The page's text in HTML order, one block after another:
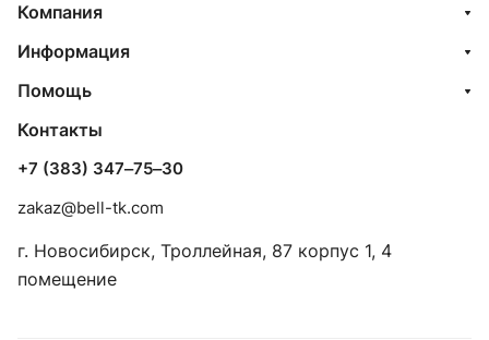
Компания
Информация
Помощь
Контакты
+7 (383) 347‒75‒30
zakaz@bell-tk.com
г. Новосибирск, ​Троллейная, 87 корпус 1, 4
помещение